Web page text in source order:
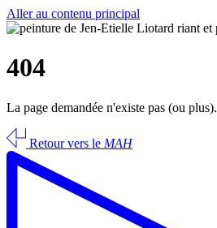
Aller au contenu principal
404
La page demandée n'existe pas (ou plus).
Retour vers le MAH